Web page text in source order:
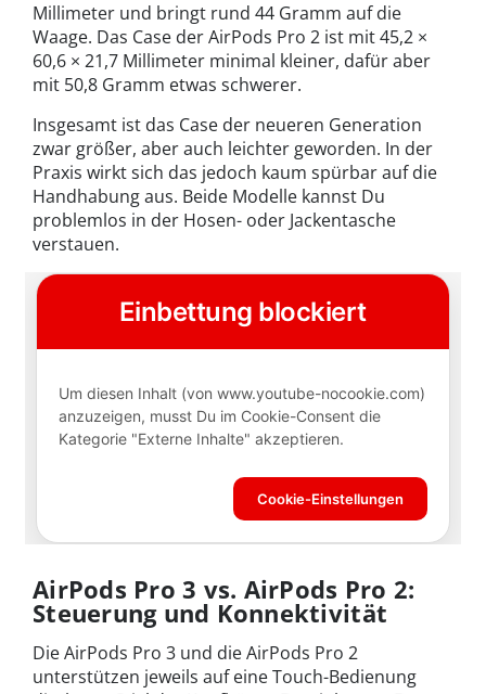
Millimeter und bringt rund 44 Gramm auf die
Waage. Das Case der AirPods Pro 2 ist mit 45,2 ×
60,6 × 21,7 Millimeter minimal kleiner, dafür aber
mit 50,8 Gramm etwas schwerer.
Insgesamt ist das Case der neueren Generation
zwar größer, aber auch leichter geworden. In der
Praxis wirkt sich das jedoch kaum spürbar auf die
Handhabung aus. Beide Modelle kannst Du
problemlos in der Hosen- oder Jackentasche
verstauen.
AirPods Pro 3 vs. AirPods Pro 2:
Steuerung und Konnektivität
Die AirPods Pro 3 und die AirPods Pro 2
unterstützen jeweils auf eine Touch-Bedienung